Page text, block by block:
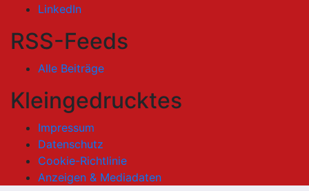
LinkedIn
RSS-Feeds
Alle Beiträge
Kleingedrucktes
Impressum
Datenschutz
Cookie-Richtlinie
Anzeigen & Mediadaten